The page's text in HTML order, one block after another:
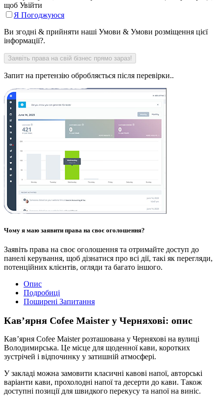
щоб Увійти
Я Погоджуюся
Ви згодні & прийняти наші Умови & Умови розміщення цієї
інформації?.
Запит на претензію обробляється після перевірки..
Чому я маю заявити права на своє оголошення?
Заявіть права на своє оголошення та отримайте доступ до
панелі керування, щоб дізнатися про всі дії, такі як перегляди,
потенційних клієнтів, огляди та багато іншого.
Опис
Подробиці
Поширені Запитання
Кав’ярня Cofee Maister у Черняхові: опис
Кав’ярня Cofee Maister розташована у Черняхові на вулиці
Володимирська. Це місце для щоденної кави, коротких
зустрічей і відпочинку у затишній атмосфері.
У закладі можна замовити класичні кавові напої, авторські
варіанти кави, прохолодні напої та десерти до кави. Також
доступні позиції для швидкого перекусу та напої на виніс.